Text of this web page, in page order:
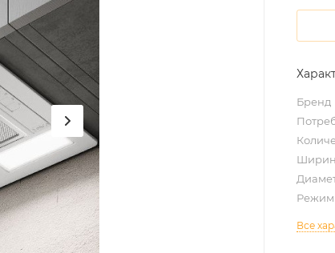
Бренд
Все